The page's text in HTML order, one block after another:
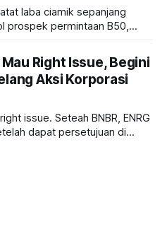
laba ciamik sepanjang
prospek permintaan B50,
2027. Kira-kira gimana
dilirik sektor ini?
Right Issue, Begini
Aksi Korporasi
issue. Seteah BNBR, ENRG
dapat persetujuan di
right issue